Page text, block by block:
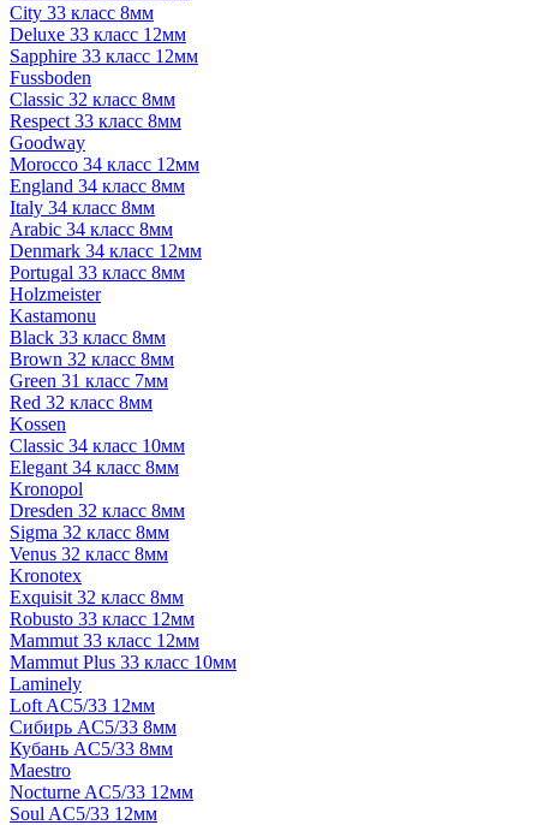
City 33 класс 8мм
Deluxe 33 класс 12мм
Sapphire 33 класс 12мм
Fussboden
Classic 32 класс 8мм
Respect 33 класс 8мм
Goodway
Morocco 34 класс 12мм
England 34 класс 8мм
Italy 34 класс 8мм
Arabic 34 класс 8мм
Denmark 34 класс 12мм
Portugal 33 класс 8мм
Holzmeister
Kastamonu
Black 33 класс 8мм
Brown 32 класс 8мм
Green 31 класс 7мм
Red 32 класс 8мм
Kossen
Classic 34 класс 10мм
Elegant 34 класс 8мм
Kronopol
Dresden 32 класс 8мм
Sigma 32 класс 8мм
Venus 32 класс 8мм
Kronotex
Exquisit 32 класс 8мм
Robusto 33 класс 12мм
Mammut 33 класс 12мм
Mammut Plus 33 класс 10мм
Laminely
Loft AC5/33 12мм
Сибирь AC5/33 8мм
Кубань AC5/33 8мм
Maestro
Nocturne AC5/33 12мм
Soul AC5/33 12мм